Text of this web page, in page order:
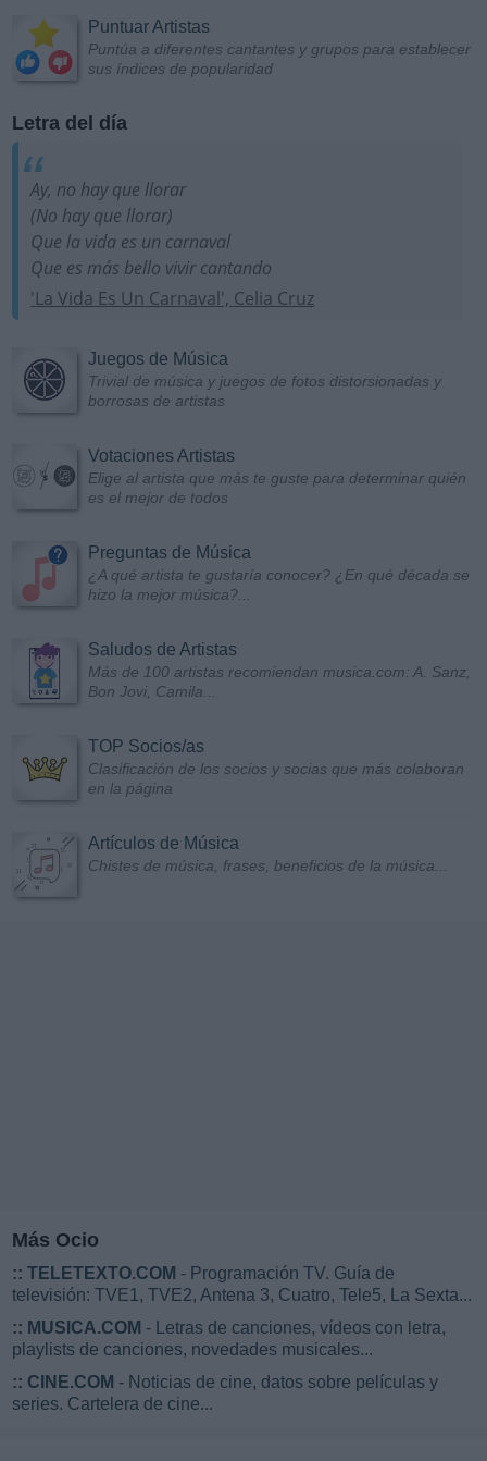
Puntuar Artistas
Puntúa a diferentes cantantes y grupos para establecer
sus índices de popularidad
Letra del día
Ay, no hay que llorar
(No hay que llorar)
Que la vida es un carnaval
Que es más bello vivir cantando
'La Vida Es Un Carnaval', Celia Cruz
Juegos de Música
Trivial de música y juegos de fotos distorsionadas y
borrosas de artistas
Votaciones Artistas
Elige al artista que más te guste para determinar quién
es el mejor de todos
Preguntas de Música
¿A qué artista te gustaría conocer? ¿En qué década se
hizo la mejor música?...
Saludos de Artistas
Más de 100 artistas recomiendan musica.com: A. Sanz,
Bon Jovi, Camila...
TOP Socios/as
Clasificación de los socios y socias que más colaboran
en la página
Artículos de Música
Chistes de música, frases, beneficios de la música...
Más Ocio
:: TELETEXTO.COM - Programación TV. Guía de
televisión: TVE1, TVE2, Antena 3, Cuatro, Tele5, La Sexta...
:: MUSICA.COM - Letras de canciones, vídeos con letra,
playlists de canciones, novedades musicales...
:: CINE.COM - Noticias de cine, datos sobre películas y
series. Cartelera de cine...